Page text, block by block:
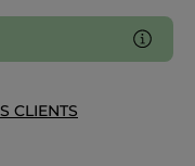
CLIENTS